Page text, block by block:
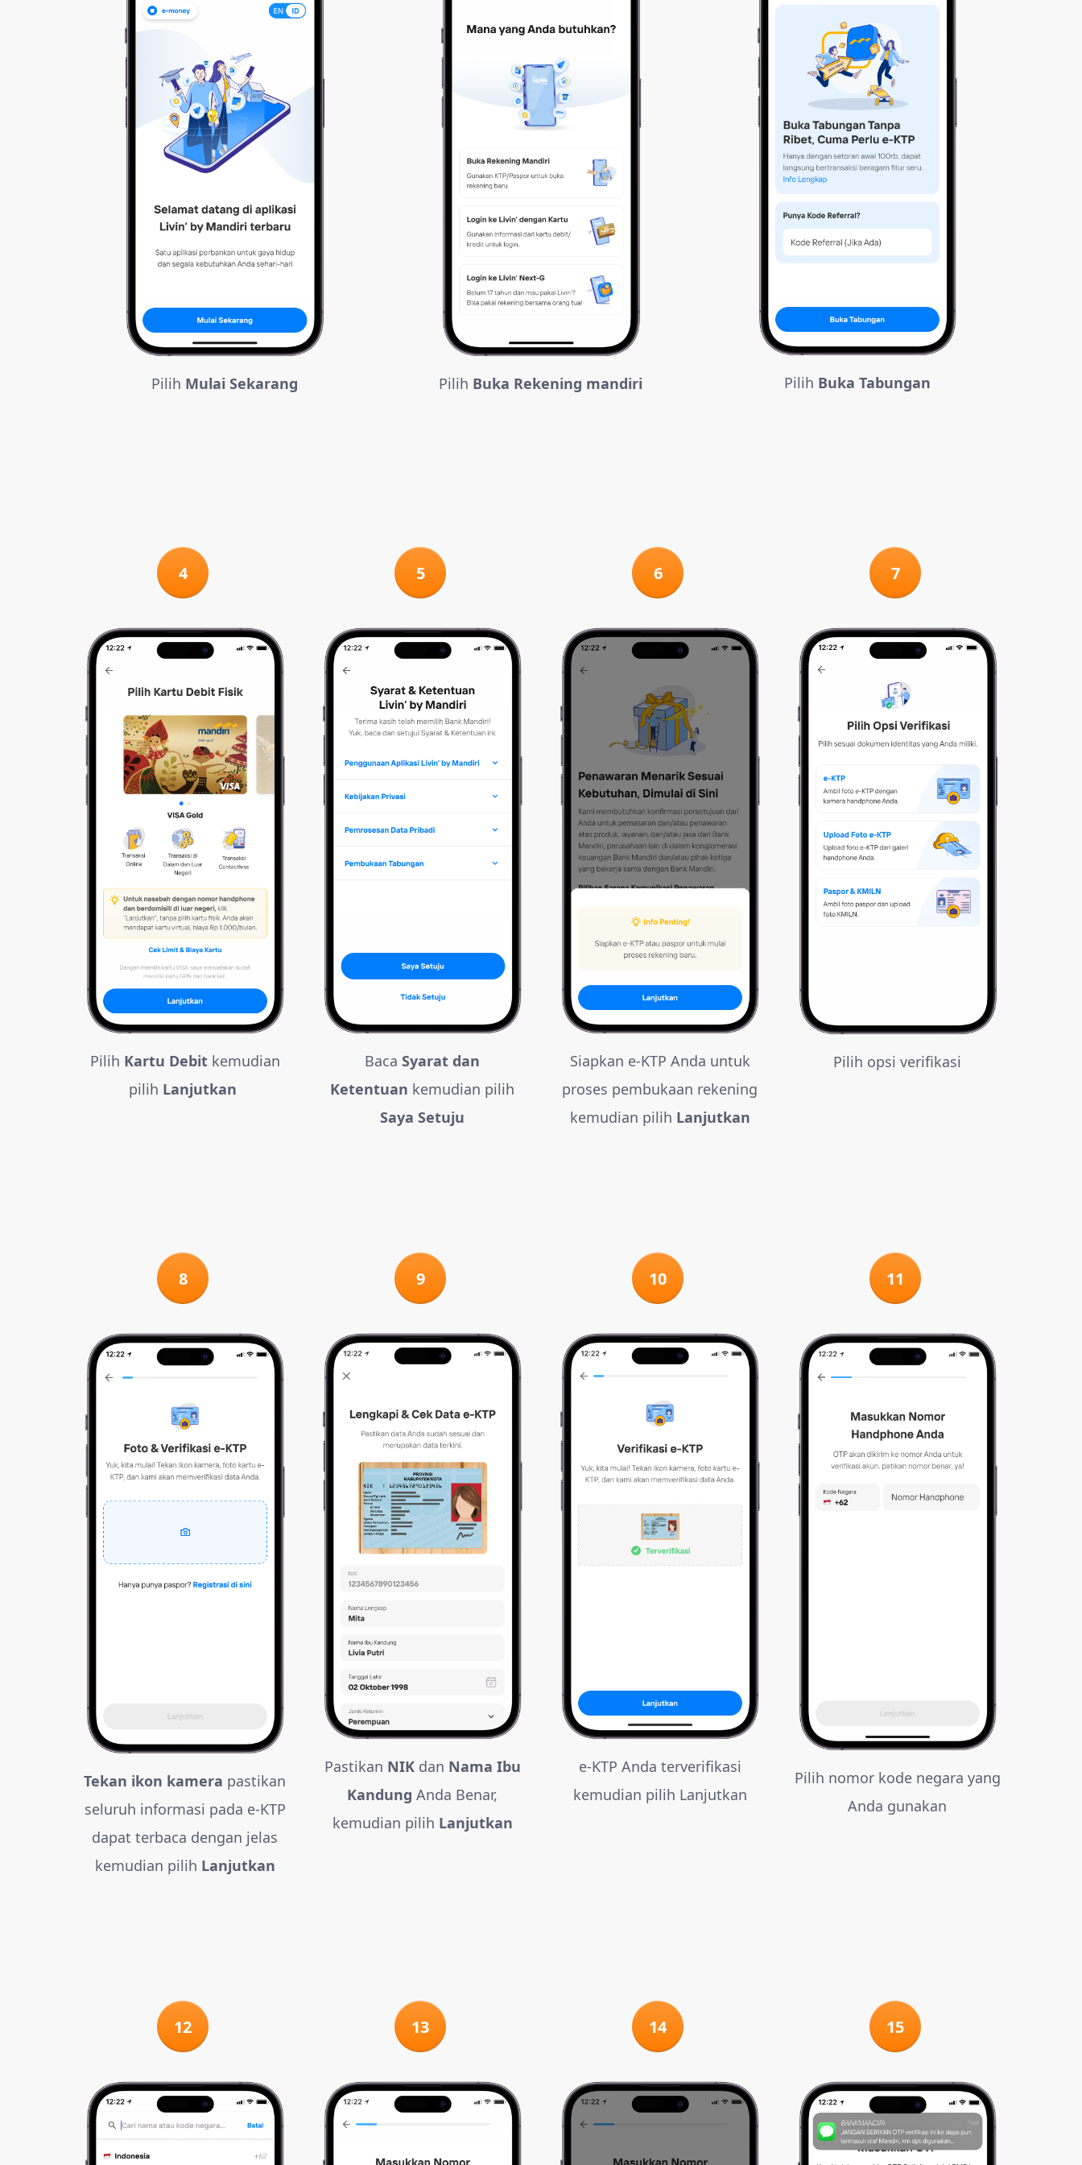
Pilih Mulai Sekarang Pilih Buka Rekening mandiri Pilih Buka Tabungan
4
Pilih Kartu Debit kemudian
pilih Lanjutkan
5
Baca Syarat dan
Ketentuan kemudian pilih
Saya Setuju
6
Siapkan e-KTP Anda untuk
proses pembukaan rekening
kemudian pilih Lanjutkan
7
Pilih opsi verifikasi
8
Tekan ikon kamera pastikan
seluruh informasi pada e-KTP
dapat terbaca dengan jelas
kemudian pilih Lanjutkan
9
Pastikan NIKdan Nama Ibu
Kandung Anda Benar,
kemudian pilih Lanjutkan
10
e-KTP Anda terverifikasi
kemudian pilih Lanjutkan
11
Pilih nomor kode negara yang
Anda gunakan
12 13 14 15